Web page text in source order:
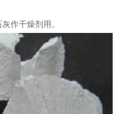
作干燥剂用。